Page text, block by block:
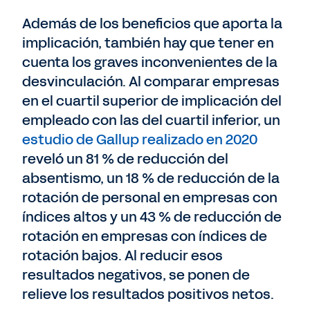
Además de los beneficios que aporta la
implicación, también hay que tener en
cuenta los graves inconvenientes de la
desvinculación. Al comparar empresas
en el cuartil superior de implicación del
empleado con las del cuartil inferior, un
estudio de Gallup realizado en 2020
reveló un 81 % de reducción del
absentismo, un 18 % de reducción de la
rotación de personal en empresas con
índices altos y un 43 % de reducción de
rotación en empresas con índices de
rotación bajos. Al reducir esos
resultados negativos, se ponen de
relieve los resultados positivos netos.